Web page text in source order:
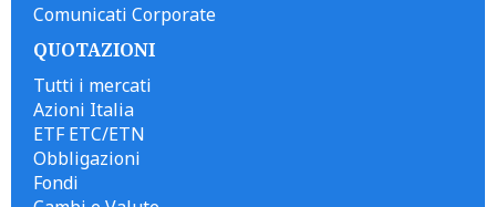
Comunicati Corporate
QUOTAZIONI
Tutti i mercati
Azioni Italia
ETF ETC/ETN
Obbligazioni
Fondi